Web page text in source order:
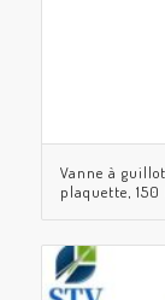
Vanne à
plaquette, 150